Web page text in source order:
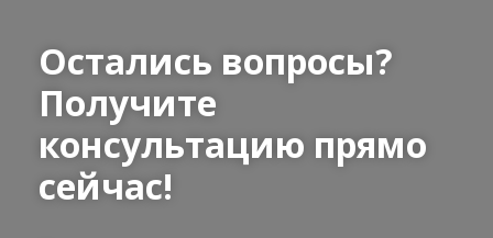
Остались вопросы?
Получите
консультацию прямо
сейчас!